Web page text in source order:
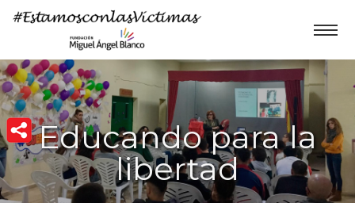
Educando para la
libertad